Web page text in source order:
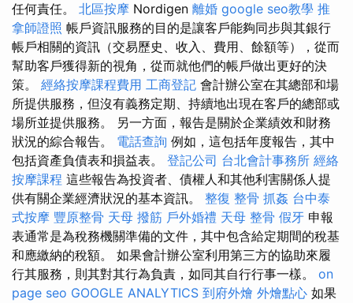
任何責任。 北區按摩 Nordigen 離婚 google seo教學 推
拿師證照 帳戶資訊服務的目的是讓客戶能夠同步與其銀行
帳戶相關的資訊（交易歷史、收入、費用、餘額等），從而
幫助客戶獲得新的視角，從而就他們的帳戶做出更好的決
策。 經絡按摩課程費用 工商登記 會計辦公室在其總部和場
所提供服務，但沒有義務定期、持續地出現在客戶的總部或
場所並提供服務。 另一方面，報告是關於企業績效和財務
狀況的綜合報告。 電話查詢 例如，這包括年度報告，其中
包括資產負債表和損益表。 登記公司 台北會計事務所 經絡
按摩課程 這些報告為投資者、債權人和其他利害關係人提
供有關企業經濟狀況的基本資訊。 整復 整骨 抓姦 台中泰
式按摩 豐原整骨 天母 撥筋 戶外婚禮 天母 整骨 假牙 申報
表通常是為稅務機關準備的文件，其中包含給定期間的稅基
和應繳納的稅額。 如果會計辦公室利用第三方的協助來履
行其服務，則其對其行為負責，如同其自行行事一樣。 on
page seo GOOGLE ANALYTICS 到府外燴 外燴點心 如果